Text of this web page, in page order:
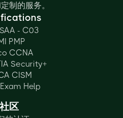
制的服务。
- C03
PMP
CCNA
Security+
CISM
Help
社区